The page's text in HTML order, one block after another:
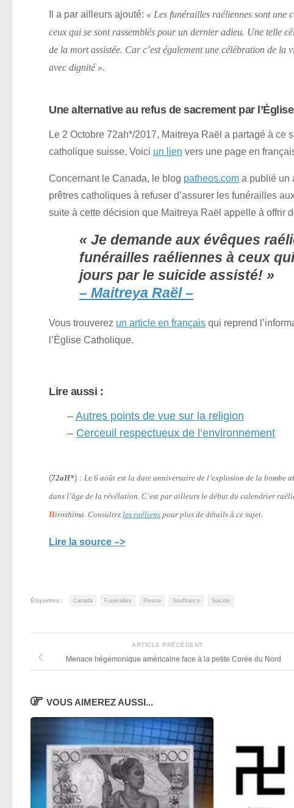
Il a par ailleurs ajouté: « Les funérailles raéliennes sont une
ceux qui se sont rassemblés pour un dernier adieu. Une telle
de la mort assistée. Car c’est également une célébration de
avec dignité ».
Une alternative au refus de sacrement par
Le 2 Octobre 72ah*/2017, Maitreya Raël a partagé à ce
catholique suisse. Voici un lien vers une page en
Concernant le Canada, le blog patheos.com a publié un
prêtres catholiques à refuser d’assurer les funérailles
suite à cette décision que Maitreya Raël appelle à offrir
« Je demande aux évêques
funérailles raéliennes à ceux
jours par le suicide assisté! »
– Maitreya Raël –
Vous trouverez un article en français qui reprend
l’Église Catholique.
Lire aussi :
– Autres points de vue sur la religion
– Cerceuil respectueux de l’environnement
(72aH*) : Le 6 août est la date anniversaire de l’explosion de la bombe
dans l’âge de la révélation. C’est par ailleurs le début du calendrier
Hiroshima. Consultez les raéliens pour plus de détails à ce sujet.
Lire la source –>
Étiquettes : Canada Funérailles Presse Souffrance Suicide
ARTICLE PRÉCÉDENT
Menace hégémonique américaine face à la petite Corée du Nord
VOUS AIMEREZ AUSSI...